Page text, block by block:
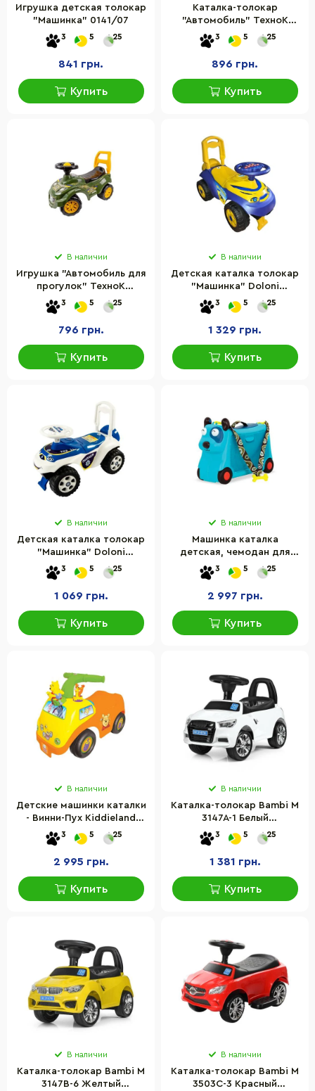
Игрушка детская толокар
"Машинка" 0141/07
3 5 25
841 грн.
Купить
Каталка-толокар
"Автомобиль" ТехноК
7198TXK
3 5 25
896 грн.
Купить
В наличии
Игрушка "Автомобиль для
прогулок" ТехноК
9406TXK
3 5 25
796 грн.
Купить
В наличии
Детская каталка толокар
"Машинка" Doloni
0142/17UA, музыкальная,
до 35 кг
3 5 25
1 329 грн.
Купить
В наличии
Детская каталка толокар
"Машинка" Doloni
0142/11UA, музыкальная,
до 35 кг
3 5 25
1 069 грн.
Купить
В наличии
Машинка каталка
детская, чемодан для
путешествий - ПЕСИК-
ТУРИСТ
3 5 25
2 997 грн.
Купить
В наличии
Детские машинки каталки
- Винни-Пух Kiddieland
50435
3 5 25
2 995 грн.
Купить
В наличии
Каталка-толокар Bambi M
3147A-1 Белый
музыкальный
3 5 25
1 381 грн.
Купить
В наличии
Каталка-толокар Bambi M
3147B-6 Желтый
В наличии
Каталка-толокар Bambi M
3503C-3 Красный